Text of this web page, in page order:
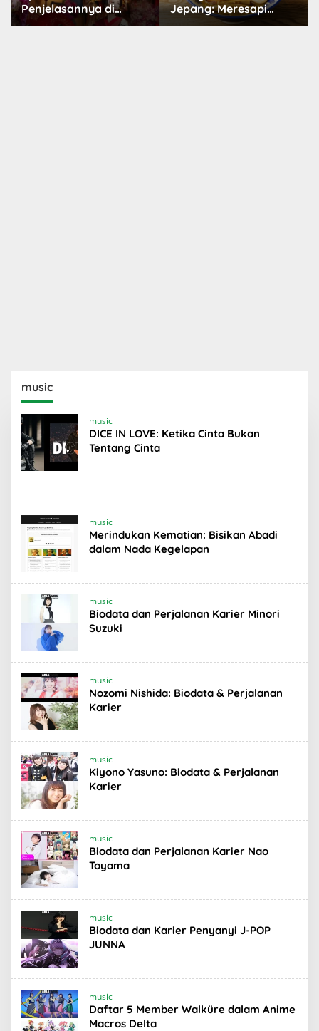
Jepang: Meresapi
Tradisi Lezat
Dunia Menggemaskan
yang Populer
music
music
DICE IN LOVE: Ketika Cinta Bukan
Tentang Cinta
music
Merindukan Kematian: Bisikan Abadi
dalam Nada Kegelapan
music
Biodata dan Perjalanan Karier Minori
Suzuki
music
Nozomi Nishida: Biodata & Perjalanan
Karier
music
Kiyono Yasuno: Biodata & Perjalanan
Karier
music
Biodata dan Perjalanan Karier Nao
Toyama
music
Biodata dan Karier Penyanyi J-POP
JUNNA
music
Daftar 5 Member Walküre dalam Anime
Macros Delta